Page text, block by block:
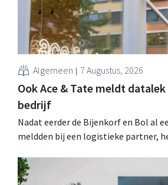
Algemeen 7 Augustus, 2026
Ook Ace & Tate meldt
bedrijf
Nadat eerder de Bijenkorf en Bol al
meldden bij een logistieke partner,
datalek. Financiële gegevens,
wachtwoorden zijn niet getroffen.